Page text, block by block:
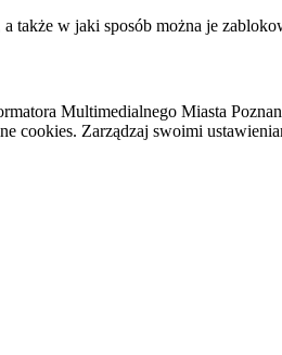
także w jaki sposób można je
Multimedialnego Miasta
cookies. Zarządzaj swoimi